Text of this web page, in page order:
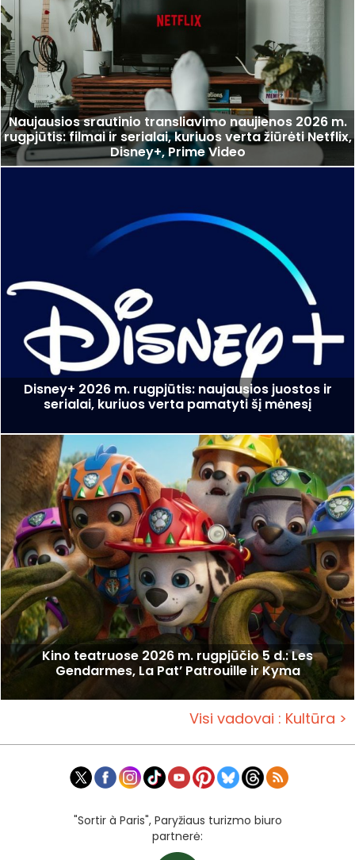
Naujausios srautinio transliavimo naujienos 2026 m.
rugpjūtis: filmai ir serialai, kuriuos verta žiūrėti Netflix,
Disney+, Prime Video
Disney+ 2026 m. rugpjūtis: naujausios juostos ir
serialai, kuriuos verta pamatyti šį mėnesį
Kino teatruose 2026 m. rugpjūčio 5 d.: Les
Gendarmes, La Pat’ Patrouille ir Kyma
Visi vadovai : Kultūra >
"Sortir à Paris", Paryžiaus turizmo biuro
partnerė: